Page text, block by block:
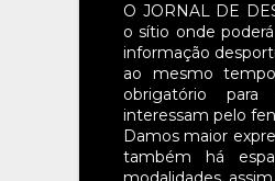
O JORNAL DE
o sítio onde
informação
ao mesmo
obrigatório
interessam pelo
Damos maior
também há